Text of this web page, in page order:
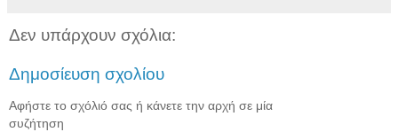
Δεν υπάρχουν σχόλια:
Δημοσίευση σχολίου
Αφήστε το σχόλιό σας ή κάνετε την αρχή σε μία
συζήτηση